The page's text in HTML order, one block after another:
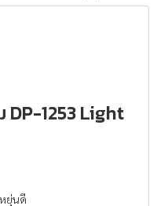
DP-1253 Light
ยุ่นดี